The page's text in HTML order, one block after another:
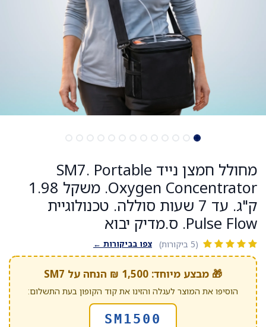
מחולל חמצן נייד SM7. Portable
Oxygen Concentrator. משקל 1.98
ק"ג. עד 7 שעות סוללה. טכנולוגיית
Pulse Flow. ס.מדיק יבוא
(5 ביקורות) צפו בביקורות ←
🎁 מבצע מיוחד: 1,500 ₪ הנחה על SM7
הוסיפו את המוצר לעגלה והזינו את קוד הקופון בעת התשלום:
SM1500